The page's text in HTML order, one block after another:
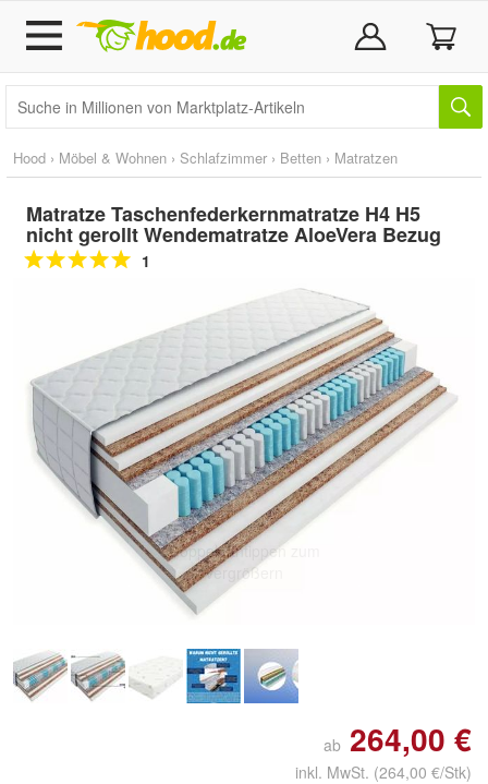
Hood › Möbel & Wohnen › Schlafzimmer › Betten › Matratzen
Matratze Taschenfederkernmatratze H4 H5
nicht gerollt Wendematratze AloeVera Bezug
1
Doppelt antippen zum
vergrößern
ab 264,00 €
inkl. MwSt. (264,00 €/Stk)